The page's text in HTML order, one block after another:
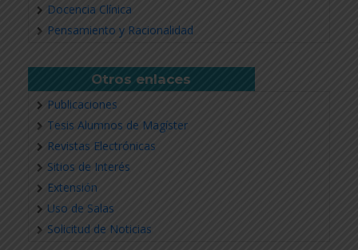
Docencia Clínica
Pensamiento y Racionalidad
Otros enlaces
Publicaciones
Tesis Alumnos de Magíster
Revistas Electrónicas
Sitios de Interés
Extensión
Uso de Salas
Solicitud de Noticias